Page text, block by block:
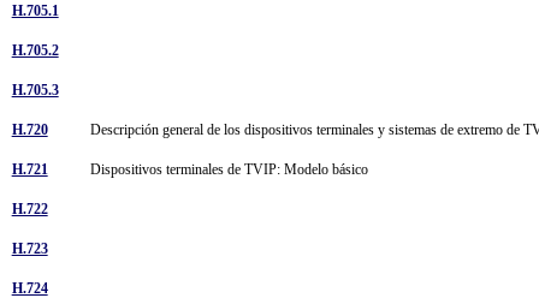
H.705.1
H.705.2
H.705.3
H.720 Descripción general de los dispositivos terminales y sistemas de extremo de
H.721 Dispositivos terminales de TVIP: Modelo básico
H.722
H.723
H.724